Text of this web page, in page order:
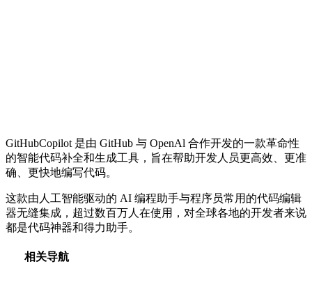
GitHubCopilot 是由 GitHub 与 OpenAl 合作开发的一款革命性
的智能代码补全和生成工具，旨在帮助开发人员更高效、更准
确、更快地编写代码。
这款由人工智能驱动的 AI 编程助手与程序员常用的代码编辑
器无缝集成，超过数百万人在使用，对全球各地的开发者来说
都是代码神器和得力助手。
相关导航